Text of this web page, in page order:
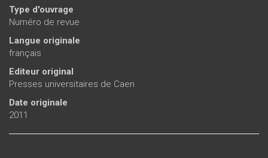
Type d'ouvrage
Numéro de revue
Langue originale
français
Editeur original
Presses universitaires de Caen
Date originale
2011